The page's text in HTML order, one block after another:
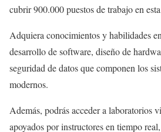
cubrir 900.000 puestos de trabajo en
Adquiera conocimientos y habilidades
desarrollo de software, diseño de
seguridad de datos que componen los
modernos.
Además, podrás acceder a laboratorios
apoyados por instructores en tiempo